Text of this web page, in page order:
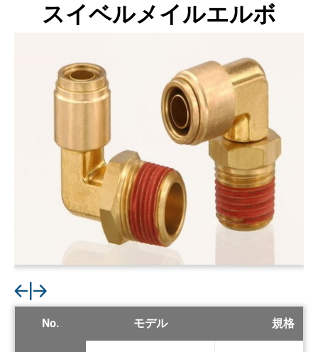
スイベルメイルエルボ
No. モデル 規格